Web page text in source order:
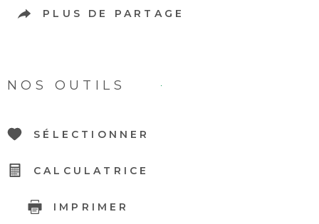
PLUS DE PARTAGE
NOS OUTILS
SÉLECTIONNER
CALCULATRICE
IMPRIMER